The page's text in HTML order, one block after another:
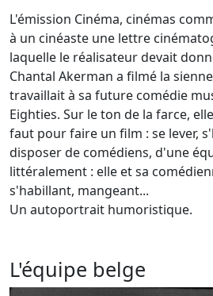
L'émission Cinéma, cinémas
à un cinéaste une lettre
laquelle le réalisateur devait
Chantal Akerman a filmé la
travaillait à sa future comédie
Eighties. Sur le ton de la farce,
faut pour faire un film : se lever,
disposer de comédiens, d'une
littéralement : elle et sa
s'habillant, mangeant...
Un autoportrait humoristique.
L'équipe belge